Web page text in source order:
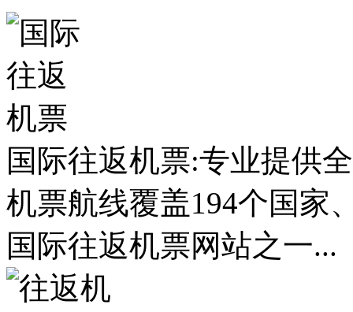
国际往返机票:专业提供
机票航线覆盖194个国家
国际往返机票网站之一...